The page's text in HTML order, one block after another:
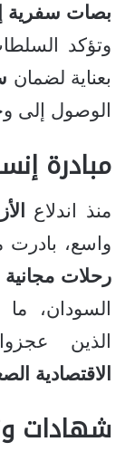
بصات سفرية
وتؤكد
بعناية لضمان
الوصول إلى
مبادرة
منذ اندلاع
واسع، بادرت
رحلات
السودان،
الذين
الاقتصادية
شهادات